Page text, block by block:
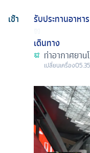
เช้า
รับประทานอาหาร
เดินทาง
ท่าอากาศยาน
เปลี่ยนเครื่อง05.35